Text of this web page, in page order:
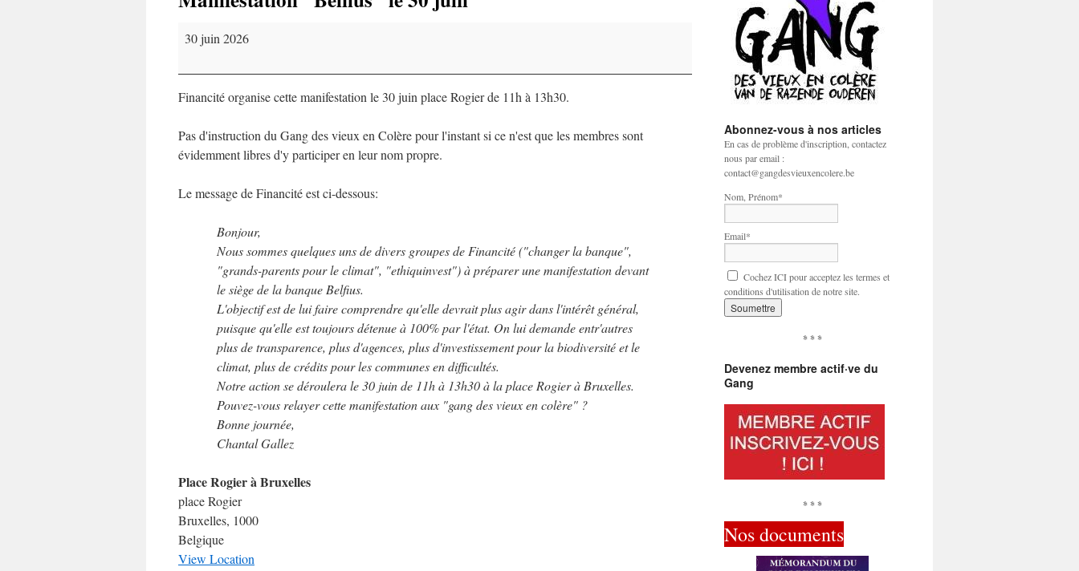
Manifestation
"Belfius"
30 juin 2026
Financité organise cette manifestation le 30 juin place Rogier de 11h à 13h30.
Pas d'instruction du Gang des vieux en Colère pour l'instant si ce n'est que les membres sont
évidemment libres d'y participer en leur nom propre.
Le message de Financité est ci-dessous:
Bonjour,
Nous sommes quelques uns de divers groupes de Financité ("changer la banque",
"grands-parents pour le climat", "ethiquinvest") à préparer une manifestation devant
le siège de la banque Belfius.
L'objectif est de lui faire comprendre qu'elle devrait plus agir dans l'intérêt général,
puisque qu'elle est toujours détenue à 100% par l'état. On lui demande entr'autres
plus de transparence, plus d'agences, plus d'investissement pour la biodiversité et le
climat, plus de crédits pour les communes en difficultés.
Notre action se déroulera le 30 juin de 11h à 13h30 à la place Rogier à Bruxelles.
Pouvez-vous relayer cette manifestation aux "gang des vieux en colère" ?
Bonne journée,
Chantal Gallez
Place Rogier à Bruxelles
place Rogier
Bruxelles, 1000
Belgique
View Location
Abonnez-vous à nos articles
En cas de problème d'inscription, contactez
nous par email :
contact@gangdesvieuxencolere.be
Nom, Prénom*
Email*
Cochez ICI pour acceptez les termes et
conditions d'utilisation de notre site.
* * *
Devenez membre actif·ve du
Gang
* * *
Nos documents